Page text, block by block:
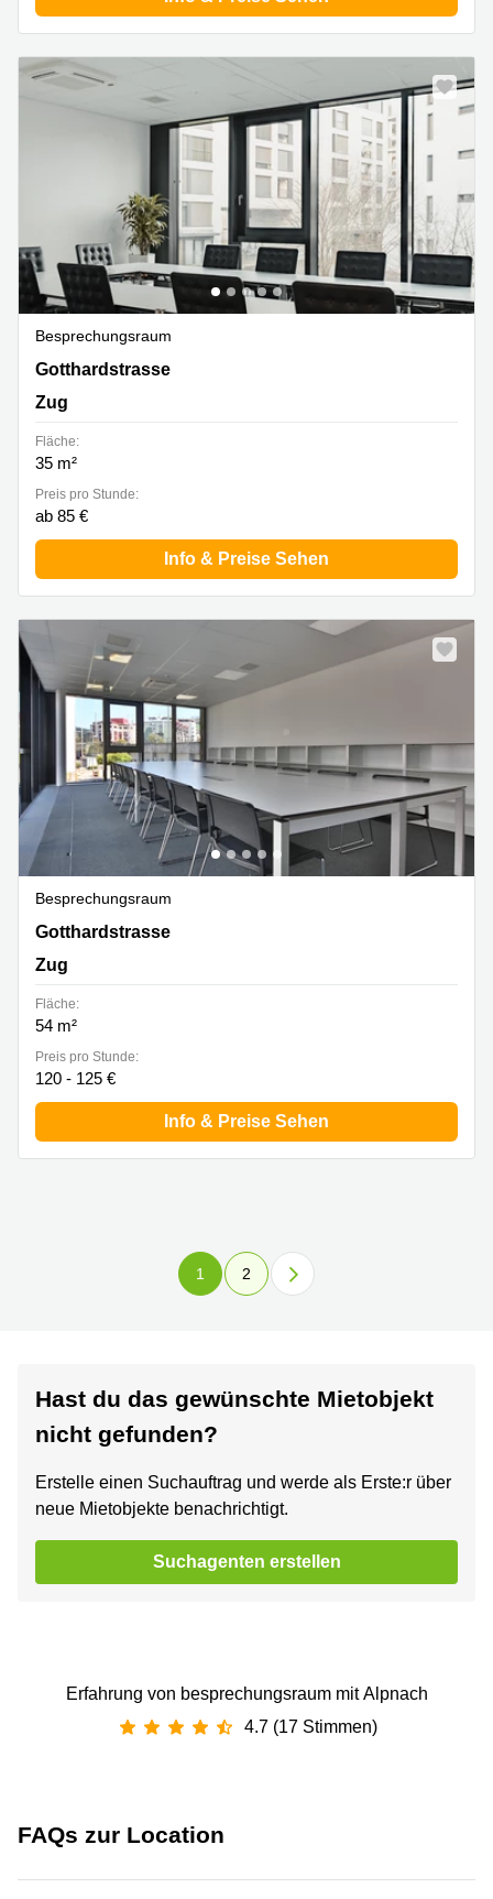
Besprechungsraum
Gotthardstrasse 26, Zug
Gotthardstrasse
Zug
Fläche:
35 m²
Preis pro Stunde:
ab 85 €
Info & Preise Sehen
Besprechungsraum
Gotthardstrasse 26, Zug
Gotthardstrasse
Zug
Fläche:
54 m²
Preis pro Stunde:
120 - 125 €
Info & Preise Sehen
1 2
Hast du das gewünschte Mietobjekt
nicht gefunden?
Erstelle einen Suchauftrag und werde als Erste:r über
neue Mietobjekte benachrichtigt.
Suchagenten erstellen
Erfahrung von besprechungsraum mit Alpnach
4.7 (17 Stimmen)
FAQs zur Location